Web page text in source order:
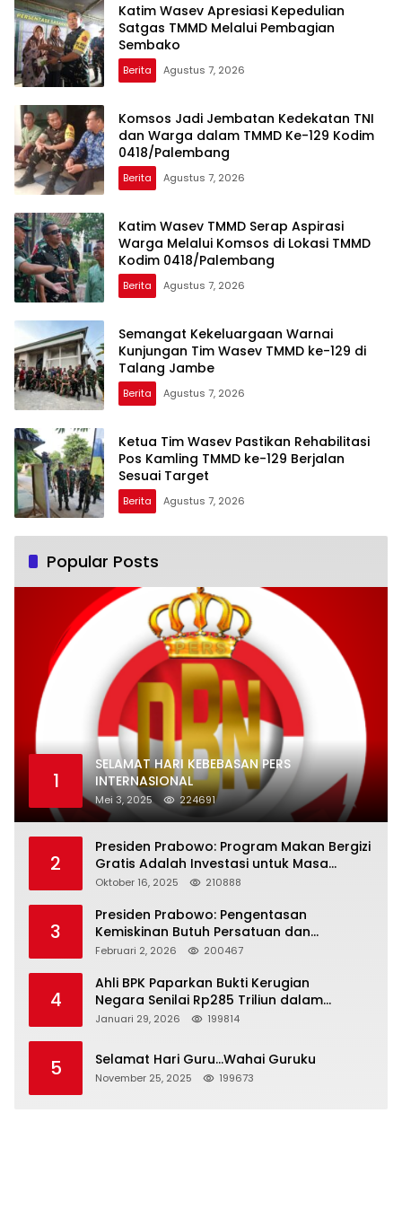
Katim Wasev Apresiasi Kepedulian
Satgas TMMD Melalui Pembagian
Sembako
Berita Agustus 7, 2026
Komsos Jadi Jembatan Kedekatan TNI
dan Warga dalam TMMD Ke-129 Kodim
0418/Palembang
Berita Agustus 7, 2026
Katim Wasev TMMD Serap Aspirasi
Warga Melalui Komsos di Lokasi TMMD
Kodim 0418/Palembang
Berita Agustus 7, 2026
Semangat Kekeluargaan Warnai
Kunjungan Tim Wasev TMMD ke-129 di
Talang Jambe
Berita Agustus 7, 2026
Ketua Tim Wasev Pastikan Rehabilitasi
Pos Kamling TMMD ke-129 Berjalan
Sesuai Target
Berita Agustus 7, 2026
Popular Posts
1
SELAMAT HARI KEBEBASAN PERS
INTERNASIONAL
Mei 3, 2025 224691
2
Presiden Prabowo: Program Makan Bergizi
Gratis Adalah Investasi untuk Masa
Depan Bangsa
Oktober 16, 2025 210888
3
Presiden Prabowo: Pengentasan
Kemiskinan Butuh Persatuan dan
Kepemimpinan yang Bertanggung Jawab
Februari 2, 2026 200467
4
Ahli BPK Paparkan Bukti Kerugian
Negara Senilai Rp285 Triliun dalam
Persidangan Korupsi PT Pertamina
Januari 29, 2026 199814
5 Selamat Hari Guru…Wahai Guruku
November 25, 2025 199673